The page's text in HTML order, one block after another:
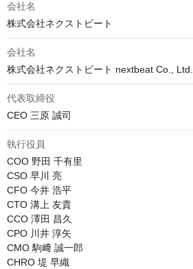
会社名
株式会社ネクストビート
会社名
株式会社ネクストビート nextbeat Co., Ltd.
代表取締役
CEO 三原 誠司
執行役員
COO 野田 千有里
CSO 早川 亮
CFO 今井 浩平
CTO 溝上 友貴
CCO 澤田 昌久
CPO 川井 淳矢
CMO 駒﨑 誠一郎
CHRO 堤 早織